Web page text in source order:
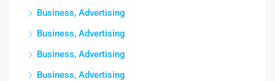
Business, Advertising
Business, Advertising
Business, Advertising
Business, Advertising